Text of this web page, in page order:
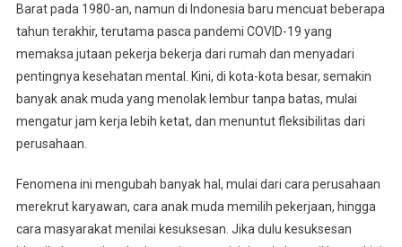
Barat pada 1980-an, namun di Indonesia baru mencuat beberapa
tahun terakhir, terutama pasca pandemi COVID-19 yang
memaksa jutaan pekerja bekerja dari rumah dan menyadari
pentingnya kesehatan mental. Kini, di kota-kota besar, semakin
banyak anak muda yang menolak lembur tanpa batas, mulai
mengatur jam kerja lebih ketat, dan menuntut fleksibilitas dari
perusahaan.
Fenomena ini mengubah banyak hal, mulai dari cara perusahaan
merekrut karyawan, cara anak muda memilih pekerjaan, hingga
cara masyarakat menilai kesuksesan. Jika dulu kesuksesan